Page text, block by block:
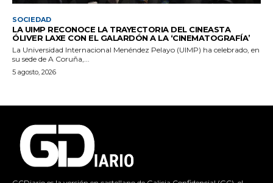
SOCIEDAD
LA UIMP RECONOCE LA TRAYECTORIA DEL CINEASTA
ÓLIVER LAXE CON EL GALARDÓN A LA ‘CINEMATOGRAFÍA’
La Universidad Internacional Menéndez Pelayo (UIMP) ha celebrado, en
su sede de A Coruña,...
5 agosto, 2026